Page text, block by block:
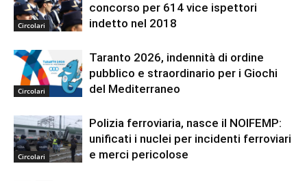
Circolari
concorso per 614 vice ispettori
indetto nel 2018
Circolari
Taranto 2026, indennità di ordine
pubblico e straordinario per i Giochi
del Mediterraneo
Circolari
Polizia ferroviaria, nasce il NOIFEMP:
unificati i nuclei per incidenti ferroviari
e merci pericolose